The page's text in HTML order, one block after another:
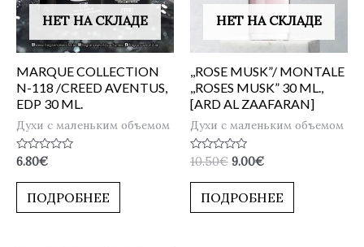
НЕТ НА СКЛАДЕ
MARQUE COLLECTION
N-118 /CREED AVENTUS,
EDP 30 ML.
Духи с маленьким объемом
Оценка
из
6.80€
ПОДРОБНЕЕ
НЕТ НА СКЛАДЕ
,,ROSE MUSK”/ MONTALE
,,ROSES MUSK” 30 ML.,
[ARD AL ZAAFARAN]
Духи с маленьким объемом
Оценка
из
10.50€ 9.00€
ПОДРОБНЕЕ